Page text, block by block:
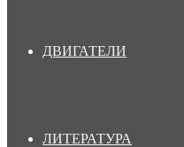
ДВИГАТЕЛИ
ЛИТЕРАТУРА